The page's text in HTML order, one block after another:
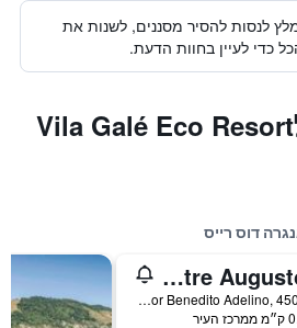
לנסות להסיר מסננים, לשנות את
כדי לעיין בחוות הדעת.
מלונות דומים לVila Galé Eco Resort
דוס רייס
Pousada Mestre Augusto
Estrada Vereador Benedito Adelino, 4509, אנגרה דוס רייס, ברזיל
העיר